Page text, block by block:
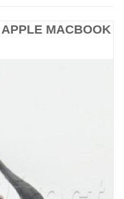
MACBOOK